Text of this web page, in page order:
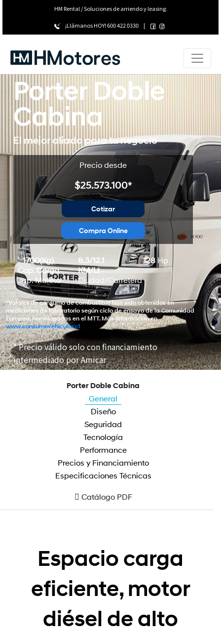
HM Rental / Soluciones de arriendo y leasing.
¡Llámanos HOY!600 422 0330 |
Porter Doble
Cabina
El mejor aliado para tu negocio
Precio desde
$25.573.100*
Cotizar
Compra Online
1700(Kg)
Cap. Carga
Cap. Maleta
8.3/12.1
KM/Lt
Ciudad/Carretera
128Hp
*Valores de consumo de combustible han sido obtenidos en
mediciones de laboratorio según ciclo de ensayo de la Comunidad
Europea, homologadas en el MTT. Más información en
www.consumovehicular.cl
* Precio válido solo con financiamiento
intermediado por Amicar
Porter Doble Cabina
General
Diseño
Seguridad
Tecnología
Performance
Precios y Financiamiento
Especificaciones Técnicas
Catálogo PDF
Espacio carga
eficiente, motor
diésel de alto